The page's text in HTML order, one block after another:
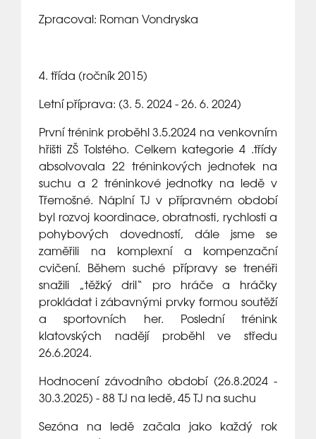
Zpracoval: Roman Vondryska
4. třída (ročník 2015)
Letní příprava: (3. 5. 2024 - 26. 6. 2024)
První trénink proběhl 3.5.2024 na venkovním
hřišti ZŠ Tolstého. Celkem kategorie 4 .třídy
absolvovala 22 tréninkových jednotek na
suchu a 2 tréninkové jednotky na ledě v
Třemošné. Náplní TJ v přípravném období
byl rozvoj koordinace, obratnosti, rychlosti a
pohybových dovedností, dále jsme se
zaměřili na komplexní a kompenzační
cvičení. Během suché přípravy se trenéři
snažili „těžký dril“ pro hráče a hráčky
prokládat i zábavnými prvky formou soutěží
a sportovních her. Poslední trénink
klatovských nadějí proběhl ve středu
26.6.2024.
Hodnocení závodního období (26.8.2024 -
30.3.2025) - 88 TJ na ledě, 45 TJ na suchu
Sezóna na ledě začala jako každý rok